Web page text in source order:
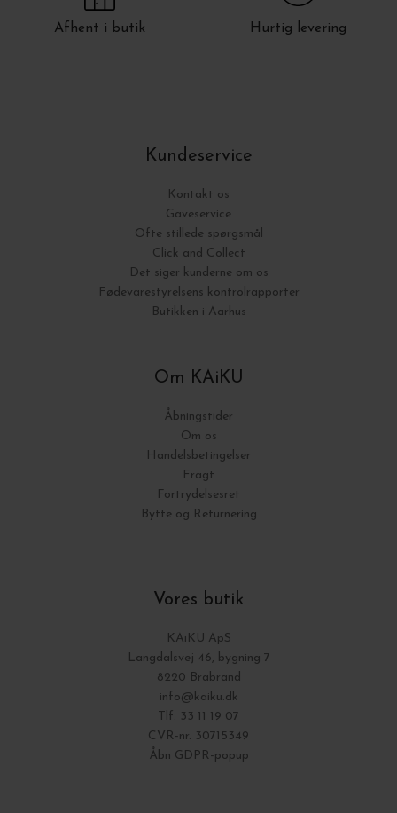
Afhent i butik Hurtig levering
Kundeservice
Kontakt os
Gaveservice
Ofte stillede spørgsmål
Click and Collect
Det siger kunderne om os
Fødevarestyrelsens kontrolrapporter
Butikken i Aarhus
Om KAiKU
Åbningstider
Om os
Handelsbetingelser
Fragt
Fortrydelsesret
Bytte og Returnering
Vores butik
KAiKU ApS
Langdalsvej 46, bygning 7
8220 Brabrand
info@kaiku.dk
Tlf. 33 11 19 07
CVR-nr. 30715349
Åbn GDPR-popup